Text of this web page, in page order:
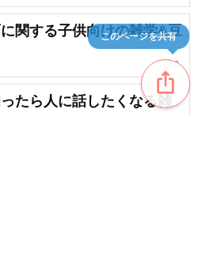
関する子供向けの雑学&豆
favorite_border6
たら人に話したくなる雑
ios_share
このページを共有